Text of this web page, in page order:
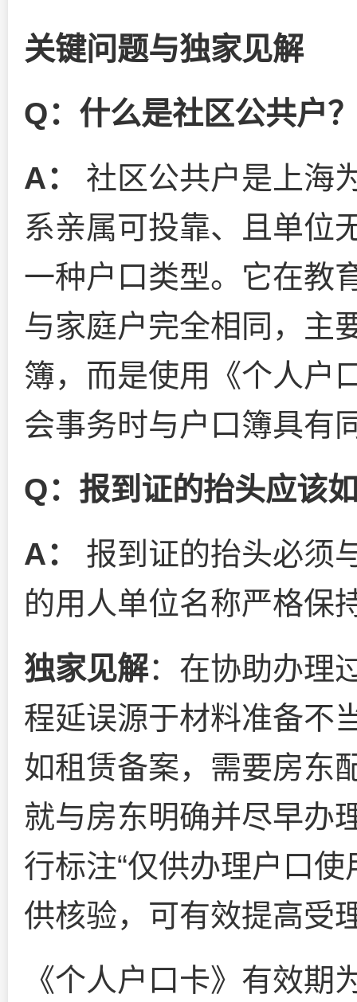
关键问题与独家见解
Q：什么是社区公共户
A：
社区公共户是上海
系亲属可投靠、且单位
一种户口类型。它在教
与家庭户完全相同，主
簿，而是使用《个人户
会事务时与户口簿具有
Q：报到证的抬头应该
A：
报到证的抬头必须
的用人单位名称严格保
独家见解：在协助办理
程延误源于材料准备不
如租赁备案，需要房东
就与房东明确并尽早办
行标注“仅供办理户口
供核验，可有效提高受
《个人户口卡》有效